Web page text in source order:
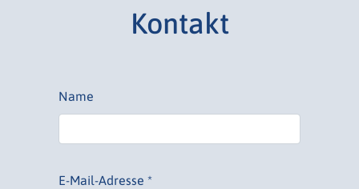
Kontakt
Name
E-Mail-Adresse *